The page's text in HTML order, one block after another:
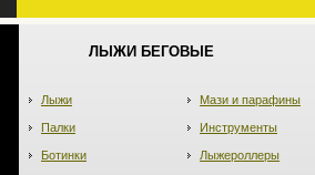
ЛЫЖИ БЕГОВЫЕ
Лыжи
Палки
Ботинки
Мази и парафины
Инструменты
Лыжероллеры